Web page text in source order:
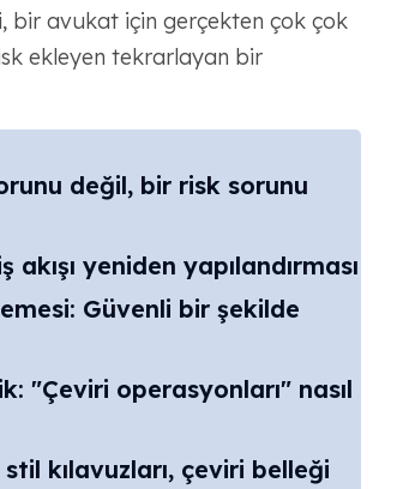
bir avukat için gerçekten çok çok
ekleyen tekrarlayan bir
değil, bir risk sorunu
yeniden yapılandırması
Güvenli bir şekilde
"Çeviri operasyonları" nasıl
kılavuzları, çeviri belleği